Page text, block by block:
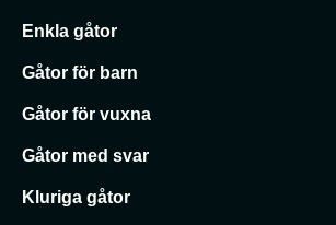
Enkla gåtor
Gåtor för barn
Gåtor för vuxna
Gåtor med svar
Kluriga gåtor